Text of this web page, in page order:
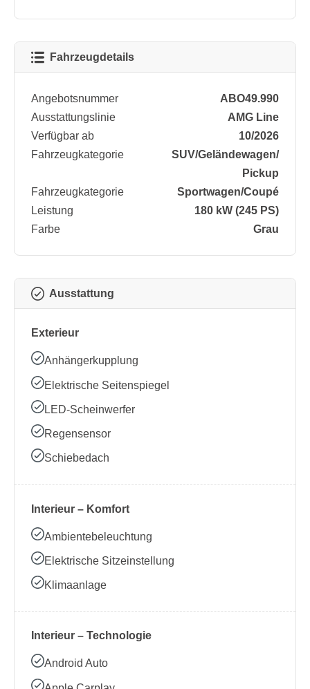
Fahrzeugdetails
Angebotsnummer
ABO49.990
Ausstattungslinie
AMG Line
Verfügbar ab
10/2026
Fahrzeugkategorie
SUV/​Geländewagen/​
Pickup
Fahrzeugkategorie
Sportwagen/​Coupé
Leistung
180 kW (245 PS)
Farbe
Grau
Ausstattung
Exterieur
Anhängerkupplung
Elektrische Seitenspiegel
LED-Scheinwerfer
Regensensor
Schiebedach
Interieur – Komfort
Ambientebeleuchtung
Elektrische Sitzeinstellung
Klimaanlage
Interieur – Technologie
Android Auto